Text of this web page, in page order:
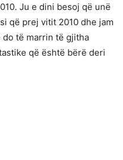
Ju e dini besoj që unë
që prej vitit 2010 dhe jam
të marrin të gjitha
që është bërë deri